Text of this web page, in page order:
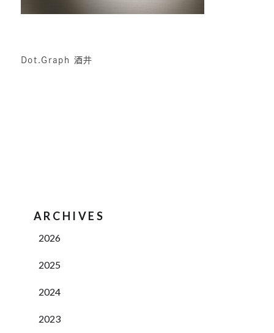
Dot.Graph 酒井
ARCHIVES
2026
2025
2024
2023